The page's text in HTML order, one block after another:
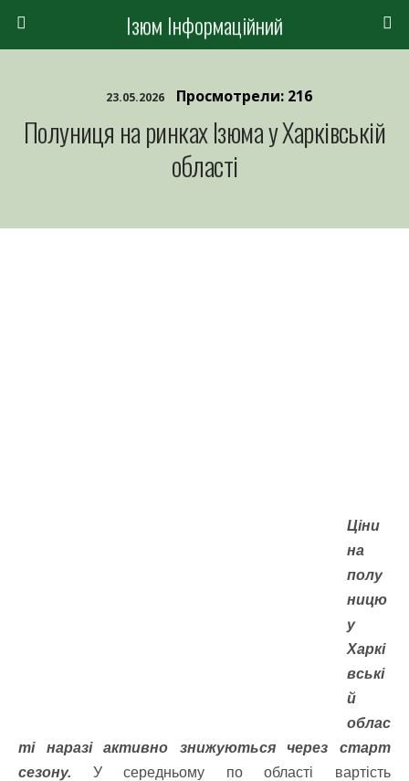
Ізюм Інформаційний
23.05.2026 Просмотрели: 216
Полуниця на ринках Ізюма у Харківській
області
Ціни
на
полу
ницю
у
Харкі
вські
й
облас
ті наразі активно знижуються через старт
сезону. У середньому по області вартість